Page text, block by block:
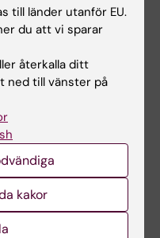
Radkiewicz blev docent
i cancer och onkologi den 18
november 2025…
till länder utanför EU.
du att vi sparar
återkalla ditt
ned till vänster på
kakor